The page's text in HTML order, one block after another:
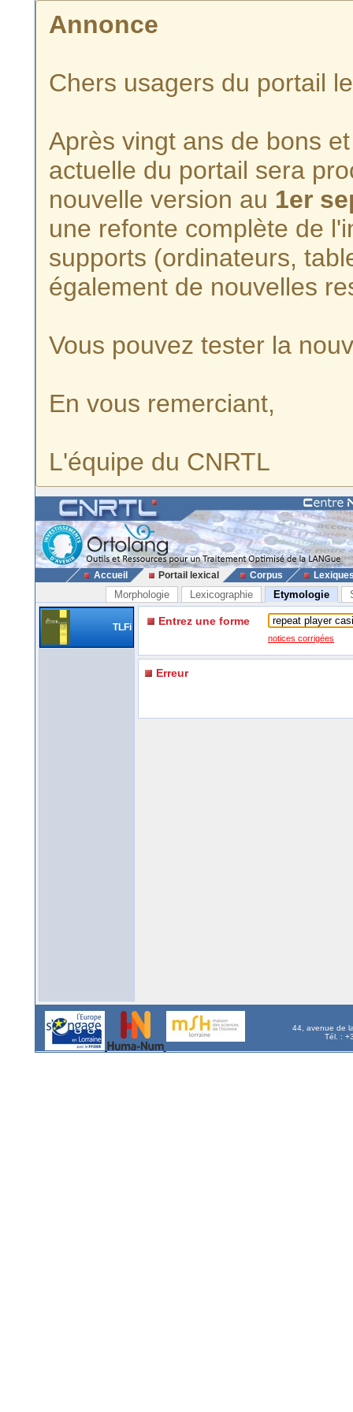
Annonce
Chers usagers du portail
Après vingt ans de bons
actuelle du portail sera
nouvelle version au 1er
une refonte complète de
supports (ordinateurs,
également de nouvelles
Vous pouvez tester la
En vous remerciant,
L'équipe du CNRTL
Accueil Portail lexical Corpus
Morphologie Lexicographie Etymologie
TLFi Entrez une forme
notices corrigées
Erreur
44, avenue de
Tél. :